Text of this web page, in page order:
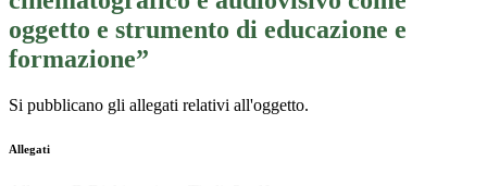
oggetto e strumento di educazione e
formazione”
Si pubblicano gli allegati relativi all'oggetto.
Allegati